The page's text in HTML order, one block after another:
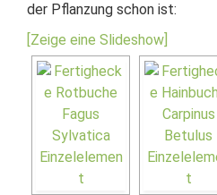
der Pflanzung schon ist:
[Zeige eine Slideshow]